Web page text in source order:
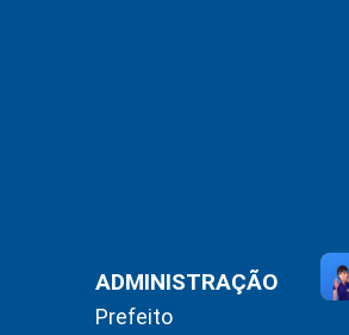
ADMINISTRAÇÃO
Prefeito